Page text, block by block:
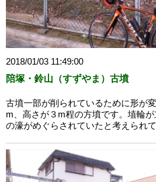
2018/01/03 11:49:00
陪塚・鈴山（すずやま）古墳
古墳一部が削られているために形が
m、高さが３m程の方墳です。埴輪
の濠がめぐらされていたと考えられて